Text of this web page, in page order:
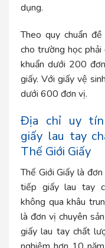
dụng.
Theo quy chuẩn
cho trường học
khuẩn dưới 200
giấy. Với giấy vệ
dưới 600 đơn vị.
Địa chỉ uy
giấy lau tay
Thế Giới Giấy
Thế Giới Giấy là
tiếp giấy lau tay
không qua khâu
là đơn vị chuyên
giấy lau tay chất